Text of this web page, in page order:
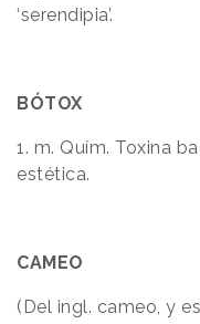
‘serendipia’.
BÓTOX
1. m. Quím. Toxina
estética.
CAMEO
(Del ingl. cameo, y